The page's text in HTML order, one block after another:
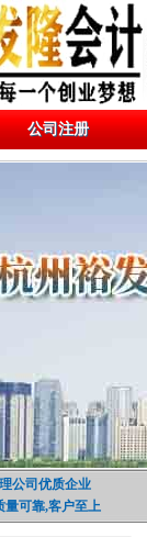
公司注册
公司优质企业
量可靠,客户至上